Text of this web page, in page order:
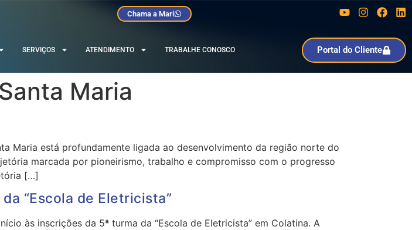
Chama a Mari
SERVIÇOS ATENDIMENTO TRABALHE CONOSCO Portal do Cliente
Maria
Maria está profundamente ligada ao desenvolvimento da região norte do
marcada por pioneirismo, trabalho e compromisso com o progresso
[…]
“Escola de Eletricista”
às inscrições da 5ª turma da “Escola de Eletricista” em Colatina. A